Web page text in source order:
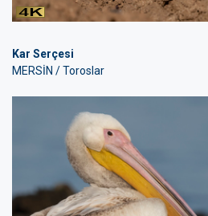
Kar Serçesi
MERSİN / Toroslar